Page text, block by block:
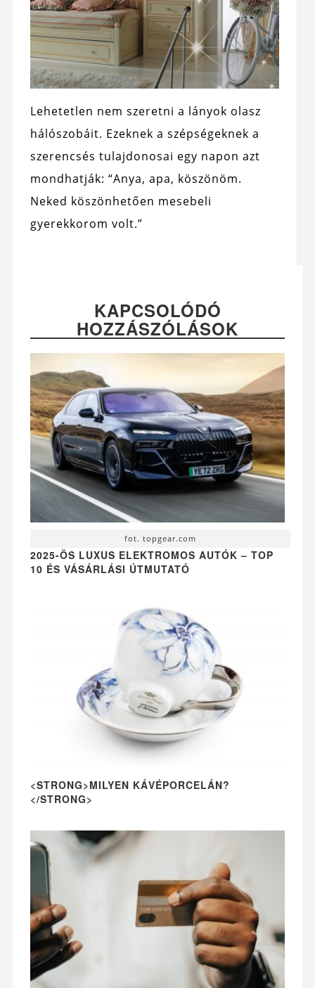
Lehetetlen nem szeretni a lányok olasz
hálószobáit. Ezeknek a szépségeknek a
szerencsés tulajdonosai egy napon azt
mondhatják: “Anya, apa, köszönöm.
Neked köszönhetően mesebeli
gyerekkorom volt.”
KAPCSOLÓDÓ
HOZZÁSZÓLÁSOK
fot. topgear.com
2025-ÖS LUXUS ELEKTROMOS AUTÓK – TOP
10 ÉS VÁSÁRLÁSI ÚTMUTATÓ
<STRONG>MILYEN KÁVÉPORCELÁN?
</STRONG>